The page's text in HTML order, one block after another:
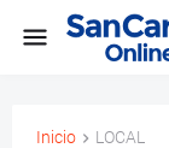
Inicio LOCAL